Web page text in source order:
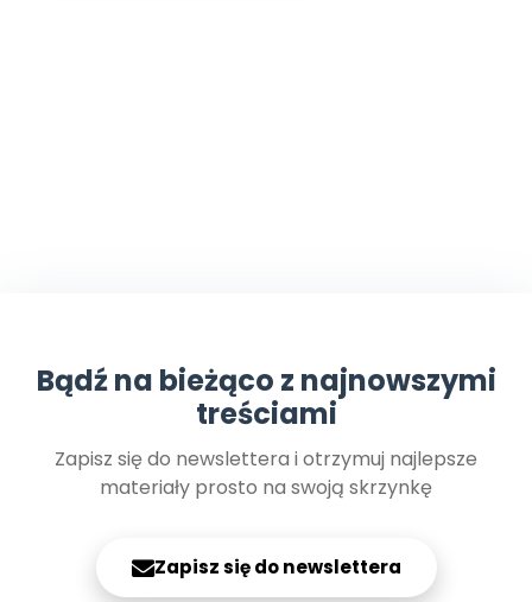
Bądź na bieżąco z najnowszymi
treściami
Zapisz się do newslettera i otrzymuj najlepsze
materiały prosto na swoją skrzynkę
Zapisz się do newslettera